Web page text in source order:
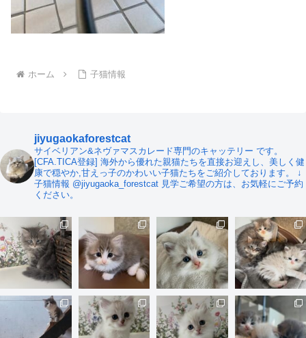
ホーム 子猫情報
jiyugaokaforestcat
サイベリアン&ネヴァマスカレード専門のキャッテリー です。
[CFA.TICA登録] 海外から優れた親猫たちを直接お迎えし、美しく健
康で穏やか,甘えっ子のかわいい子猫たちをご紹介しております。
↓
子猫情報 @jiyugaoka_forestcat 見学ご希望の方は、お気軽にご予約
ください。